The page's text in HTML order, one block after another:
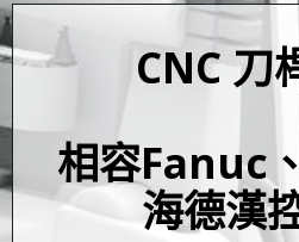
CNC 刀
相容Fanuc
海德漢